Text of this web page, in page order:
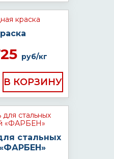
руб/кг
стальных